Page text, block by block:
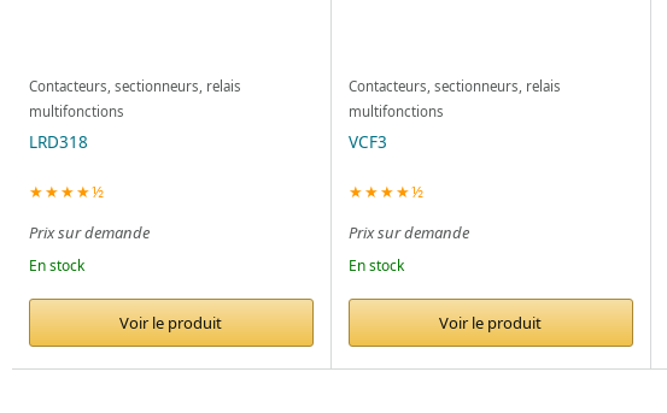
Contacteurs, sectionneurs, relais
multifonctions
LRD318
★★★★½
Prix sur demande
En stock
Voir le produit
Contacteurs, sectionneurs, relais
multifonctions
VCF3
★★★★½
Prix sur demande
En stock
Voir le produit